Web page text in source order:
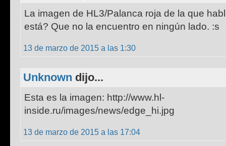
La imagen de HL3/Palanca roja de la que
está? Que no la encuentro en ningún lado. :s
13 de marzo de 2015 a las 1:30
Unknown dijo...
Esta es la imagen: http://www.hl-
inside.ru/images/news/edge_hi.jpg
13 de marzo de 2015 a las 17:04